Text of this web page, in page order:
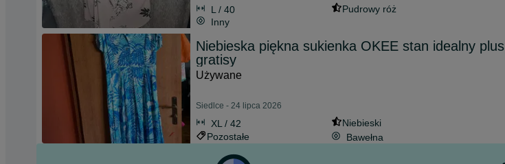
L / 40
Pudrowy róż
Inny
Niebieska piękna sukienka OKEE stan idealny plus
gratisy
Używane
Siedlce - 24 lipca 2026
XL / 42
Niebieski
Pozostałe
Bawełna